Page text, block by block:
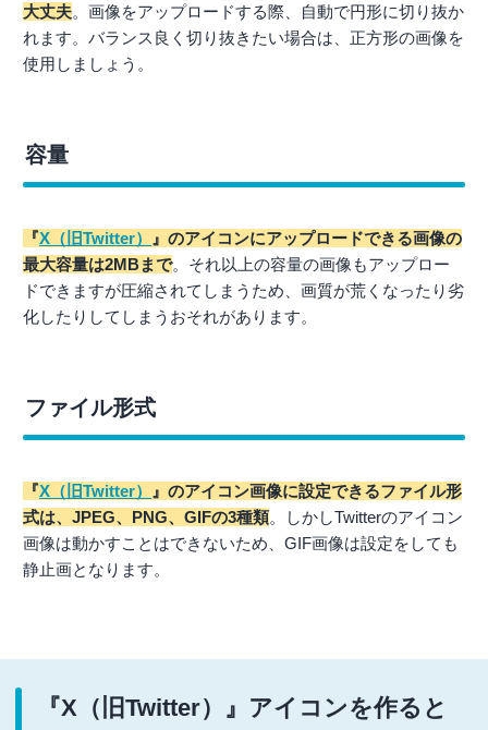
大丈夫。画像をアップロードする際、自動で円形に切り抜か
れます。バランス良く切り抜きたい場合は、正方形の画像を
使用しましょう。
容量
『X（旧Twitter）
』のアイコンにアップロードできる画像の
最大容量は2MBまで。それ以上の容量の画像もアップロー
ドできますが圧縮されてしまうため、画質が荒くなったり劣
化したりしてしまうおそれがあります。
ファイル形式
『X（旧Twitter）
』のアイコン画像に設定できるファイル形
式は、JPEG、PNG、GIFの3種類。しかしTwitterのアイコン
画像は動かすことはできないため、GIF画像は設定をしても
静止画となります。
『X（旧Twitter）』アイコンを作ると